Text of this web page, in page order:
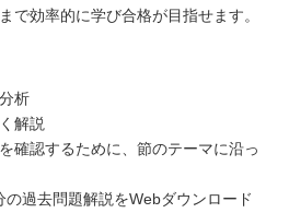
で効率的に学び合格が目指せます。
析
解説
確認するために、節のテーマに沿っ
の過去問題解説をWebダウンロード